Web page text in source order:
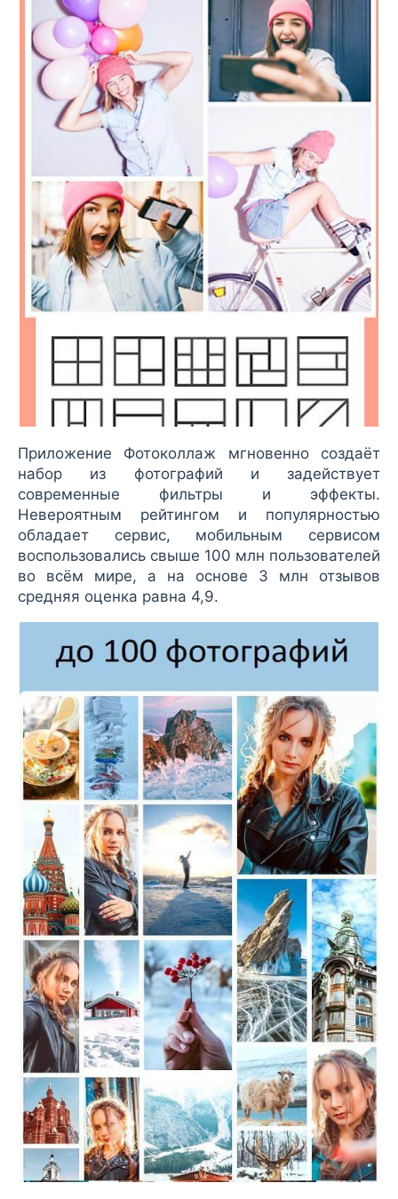
Приложение Фотоколлаж мгновенно создаёт
набор из фотографий и задействует
современные фильтры и эффекты.
Невероятным рейтингом и популярностью
обладает сервис, мобильным сервисом
воспользовались свыше 100 млн пользователей
во всём мире, а на основе 3 млн отзывов
средняя оценка равна 4,9.